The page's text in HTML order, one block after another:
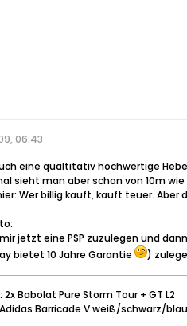
06:43
eine qualtitativ hochwertige
sieht man aber schon von 10m
Wer billig kauft, kauft teuer.
jetzt eine PSP zuzulegen und
bietet 10 Jahre Garantie
)
2x Babolat Pure Storm Tour + GT L2
Barricade V weiß/schwarz/blau